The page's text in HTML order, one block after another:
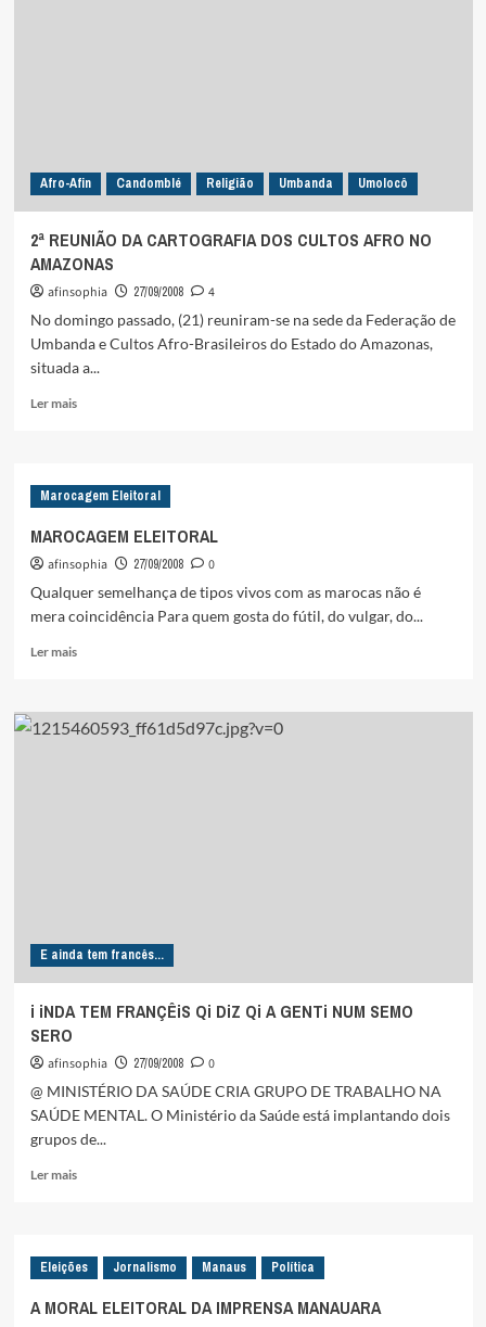
Afro-Afin Candomblé Religião Umbanda Umolocô
2ª REUNIÃO DA CARTOGRAFIA DOS CULTOS AFRO NO
AMAZONAS
afinsophia 27/09/2008
4
No domingo passado, (21) reuniram-se na sede da Federação de
Umbanda e Cultos Afro-Brasileiros do Estado do Amazonas,
situada a...
Ler maisLeia
REUNIÃO
DA
DOS
CULTOS
AMAZONAS
Marocagem Eleitoral
MAROCAGEM ELEITORAL
afinsophia 27/09/2008
0
Qualquer semelhança de tipos vivos com as marocas não é
mera coincidência Para quem gosta do fútil, do vulgar, do...
Ler maisLeia
MAROCAGEM
ELEITORAL
E ainda tem francês...
i iNDA TEM FRANÇÊiS Qi DiZ Qi A GENTi NUM SEMO
SERO
afinsophia 27/09/2008
0
@ MINISTÉRIO DA SAÚDE CRIA GRUPO DE TRABALHO NA
SAÚDE MENTAL. O Ministério da Saúde está implantando dois
grupos de...
Ler maisLeia
iNDA
TEM
Qi
Eleições Jornalismo Manaus Política
A MORAL ELEITORAL DA IMPRENSA MANAUARA